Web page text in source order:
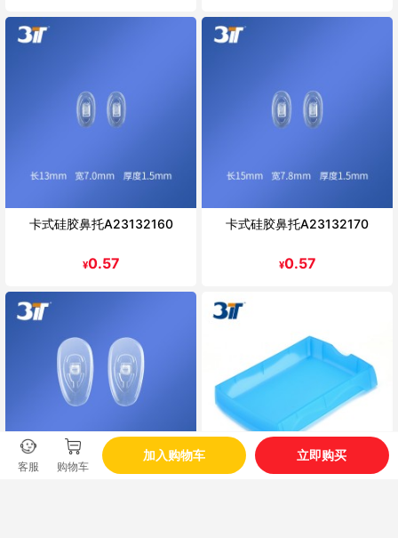
卡式硅胶鼻托A23132160
¥0.57
卡式硅胶鼻托A23132170
¥0.57
客服 购物车
加入购物车 立即购买